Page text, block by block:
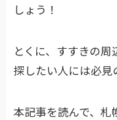
しょう！
とくに、すすきの
探したい人には必見
本記事を読んで、